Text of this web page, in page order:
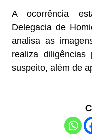
A ocorrência
Delegacia de
analisa as
realiza
suspeito, além de